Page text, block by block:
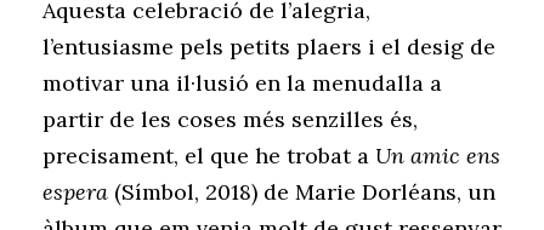
Aquesta celebració de l’alegria,
l’entusiasme pels petits plaers i el desig de
motivar una il·lusió en la menudalla a
partir de les coses més senzilles és,
precisament, el que he trobat a Un amic ens
espera (Símbol, 2018) de Marie Dorléans, un